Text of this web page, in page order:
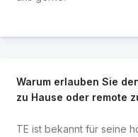
Warum erlauben Sie
zu Hause oder remote
TE ist bekannt für seine